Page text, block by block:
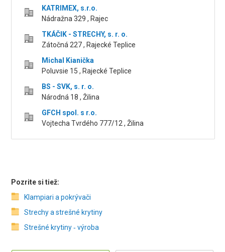
KATRIMEX, s.r.o.
Nádražna 329 , Rajec
TKÁČIK - STRECHY, s. r. o.
Zátočná 227 , Rajecké Teplice
Michal Kianička
Poluvsie 15 , Rajecké Teplice
BS - SVK, s. r. o.
Národná 18 , Žilina
GFCH spol. s r.o.
Vojtecha Tvrdého 777/12 , Žilina
Pozrite si tiež:
Klampiari a pokrývači
Strechy a strešné krytiny
Strešné krytiny ‑ výroba